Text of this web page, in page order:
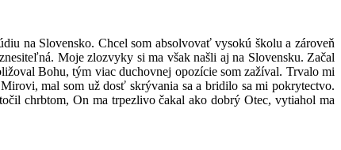
na Slovensko. Chcel som absolvovať vysokú školu a zároveň
Moje zlozvyky si ma však našli aj na Slovensku. Začal
Bohu, tým viac duchovnej opozície som zažíval. Trvalo mi
mal som už dosť skrývania sa a bridilo sa mi pokrytectvo.
chrbtom, On ma trpezlivo čakal ako dobrý Otec, vytiahol ma